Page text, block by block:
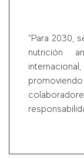
“Para 2030,
nutrición